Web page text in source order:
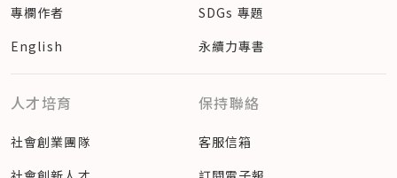
專欄作者
English
SDGs 專題
永續力專書
人才培育
社會創業團隊
保持聯絡
客服信箱